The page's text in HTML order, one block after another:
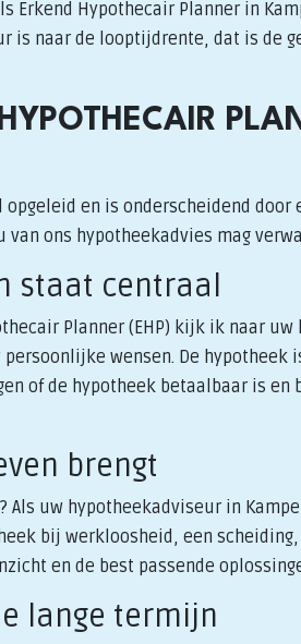
Erkend Hypothecair Planner in
is naar de looptijdrente, dat is de
opgeleid en is onderscheidend
ons hypotheekadvies mag
staat centraal
Planner (EHP) kijk ik naar
wensen. De hypotheek
of de hypotheek betaalbaar is
brengt
uw hypotheekadviseur in
bij werkloosheid, een
en de best passende
lange termijn